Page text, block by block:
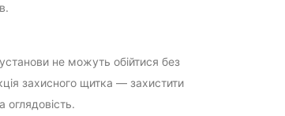
не можуть обійтися без
захисного щитка — захистити
оглядовість.